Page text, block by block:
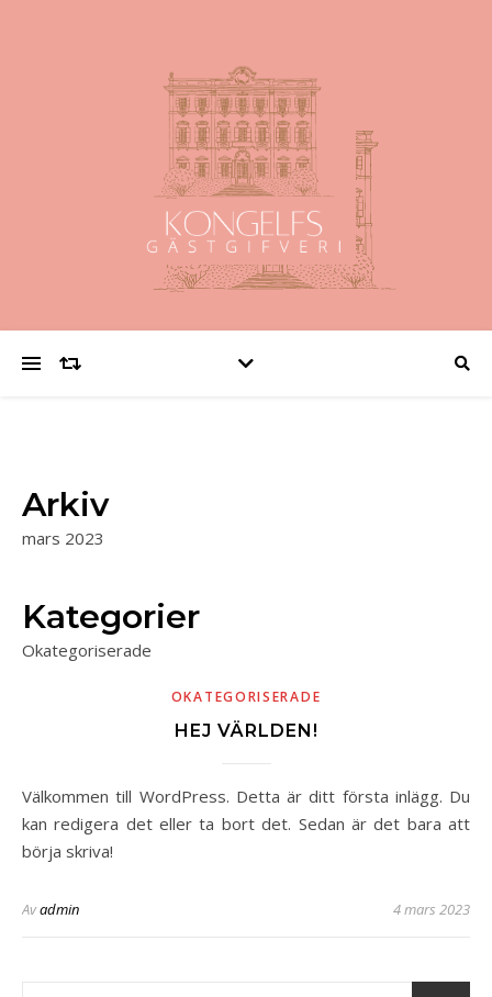
Arkiv
mars 2023
Kategorier
Okategoriserade
OKATEGORISERADE
HEJ VÄRLDEN!
Välkommen till WordPress. Detta är ditt första inlägg. Du
kan redigera det eller ta bort det. Sedan är det bara att
börja skriva!
Avadmin 4 mars 2023